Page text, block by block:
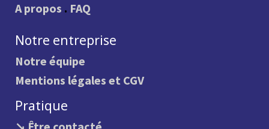
A propos . FAQ
Notre entreprise
Notre équipe
Mentions légales et CGV
Pratique